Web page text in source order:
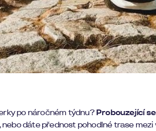
po náročném týdnu?Probouzející
dáte přednost pohodlné trase